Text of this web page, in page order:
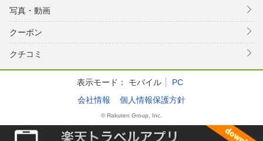
写真・動画
クーポン
クチコミ
表示モード： モバイル
PC
会社情報
個人情報保護方針
© Rakuten Group, Inc.